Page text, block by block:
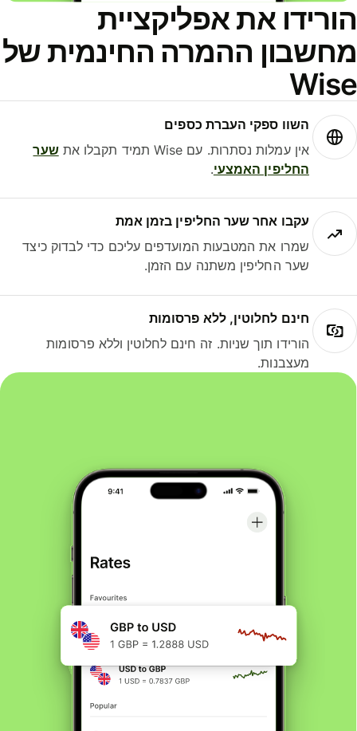
את אפליקציית
ההמרה החינמית של
השוו ספקי העברת כספים
אין עמלות נסתרות. עם Wise תמיד תקבלו את
שער
החליפין האמצעי.
עקבו אחר שער החליפין בזמן אמת
שמרו את המטבעות המועדפים עליכם כדי לבדוק כיצד
שער החליפין משתנה עם הזמן.
חינם לחלוטין, ללא פרסומות
הורידו תוך שניות. זה חינם לחלוטין וללא פרסומות
מעצבנות.